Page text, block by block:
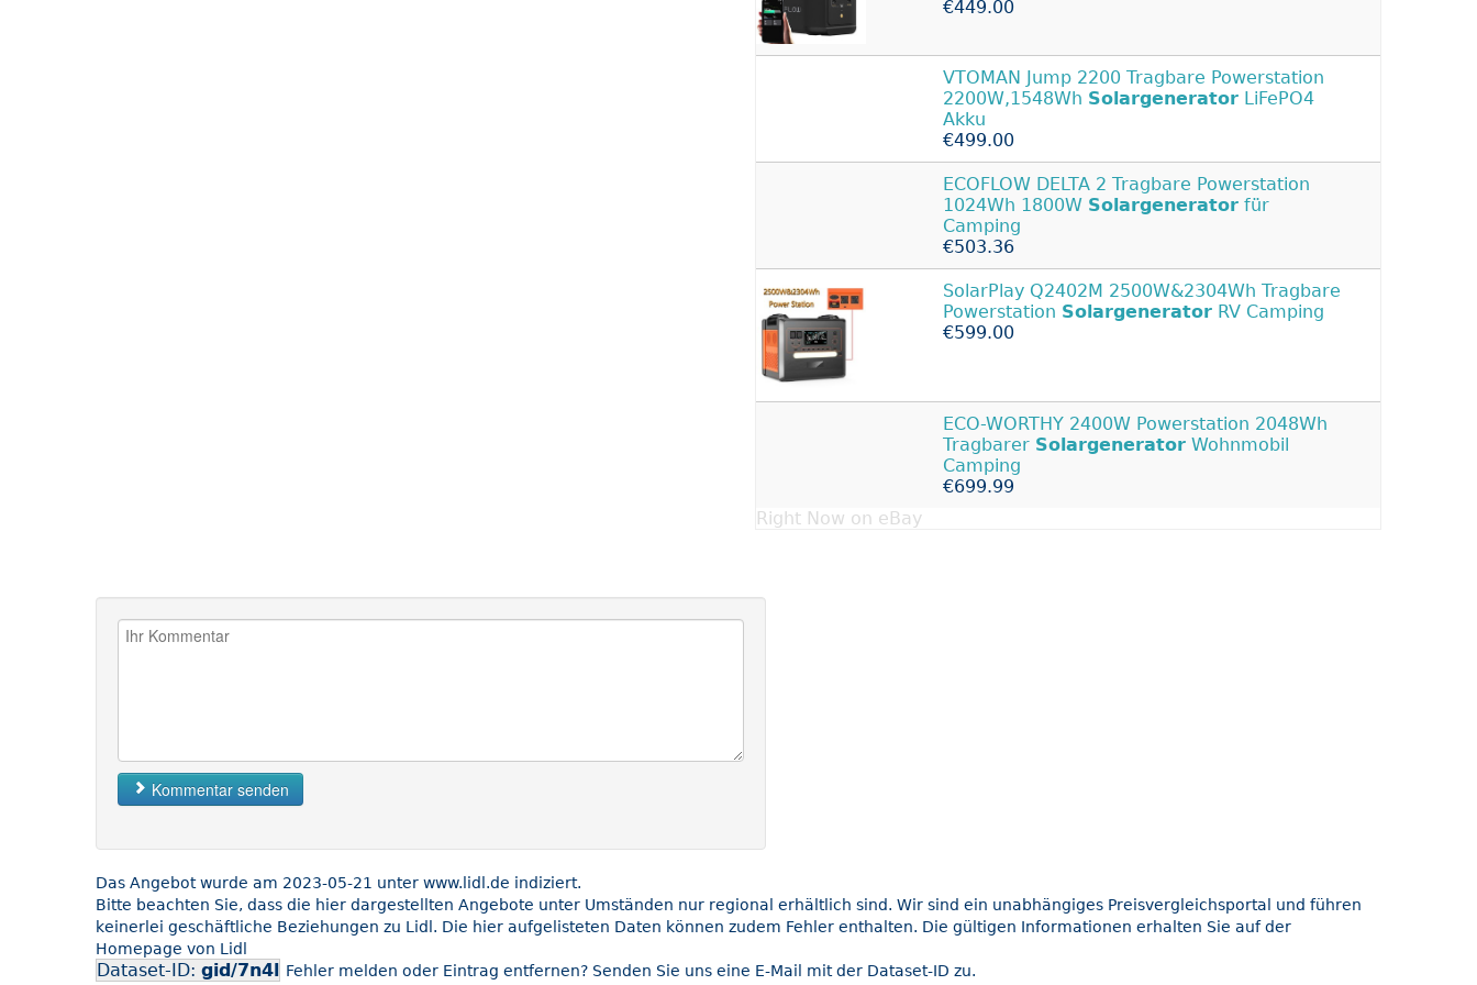
€449.00
VTOMAN Jump 2200 Tragbare Powerstation
2200W,1548Wh Solargenerator LiFePO4
Akku
€499.00
ECOFLOW DELTA 2 Tragbare Powerstation
1024Wh 1800W Solargenerator für
Camping
€503.36
SolarPlay Q2402M 2500W&2304Wh Tragbare
Powerstation Solargenerator RV Camping
€599.00
ECO-WORTHY 2400W Powerstation 2048Wh
Tragbarer Solargenerator Wohnmobil
Camping
€699.99
Right Now on eBay
Kommentar senden
Das Angebot wurde am 2023-05-21 unter www.lidl.de indiziert.
Bitte beachten Sie, dass die hier dargestellten Angebote unter Umständen nur regional erhältlich sind. Wir sind ein unabhängiges Preisvergleichsportal und führen
keinerlei geschäftliche Beziehungen zu Lidl. Die hier aufgelisteten Daten können zudem Fehler enthalten. Die gültigen Informationen erhalten Sie auf der
Homepage von Lidl
Dataset-ID: gid/7n4l Fehler melden oder Eintrag entfernen? Senden Sie uns eine E-Mail mit der Dataset-ID zu.